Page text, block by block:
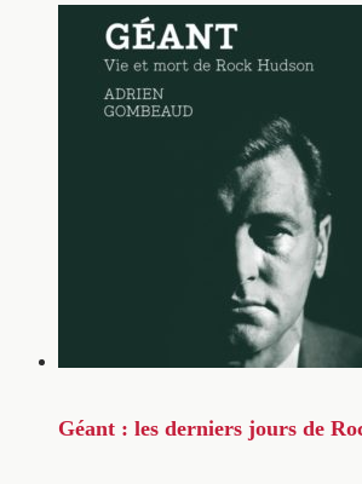
Géant : les derniers jours de